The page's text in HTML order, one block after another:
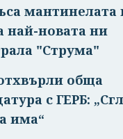
мантинелата
най-новата ни
"Струма"
обща
с ГЕРБ:
има“